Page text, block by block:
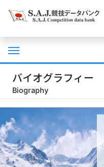
バイオグラフィー
Biography